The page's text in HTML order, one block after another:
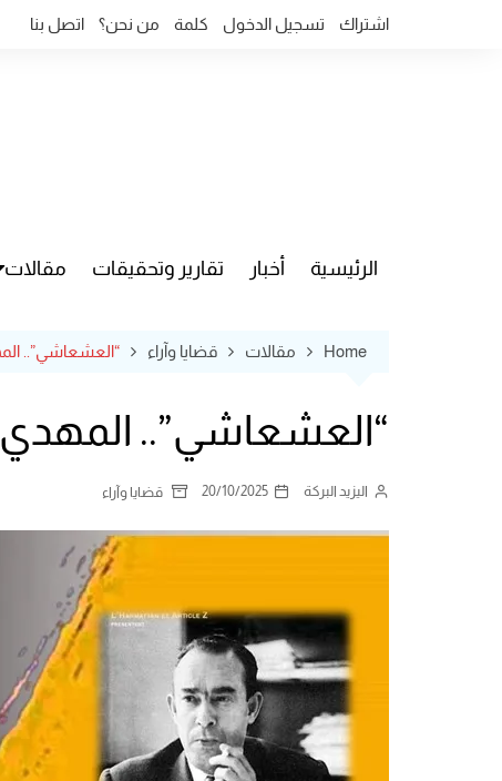
اشتراك تسجيل الدخول كلمة من نحن؟ اتصل بنا
الرئيسية أخبار تقارير وتحقيقات مقالات
Home مقالات قضايا وآراء “العشعاشي”..
“العشعاشي”.. المهدي
اليزيد البركة 20/10/2025 قضايا وآراء